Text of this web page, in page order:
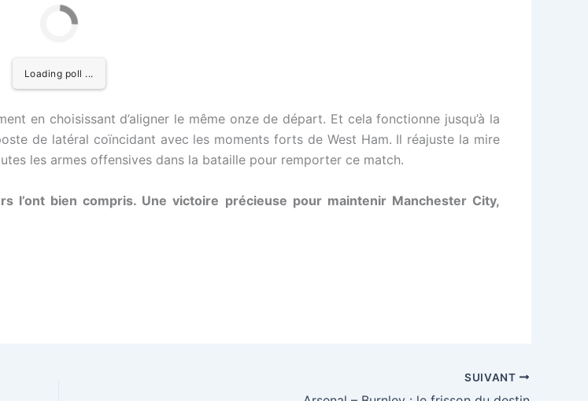
Loading poll ...
en choisissant d’aligner le même onze de départ. Et cela fonctionne jusqu’à la
de latéral coïncidant avec les moments forts de West Ham. Il réajuste la mire
les armes offensives dans la bataille pour remporter ce match.
l’ont bien compris. Une victoire précieuse pour maintenir Manchester City,
SUIVANT